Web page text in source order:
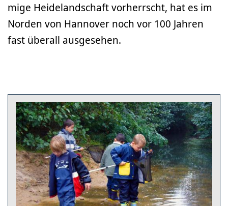
mige Heidelandschaft vorherrscht, hat es im
Norden von Hannover noch vor 100 Jahren
fast überall ausgesehen.